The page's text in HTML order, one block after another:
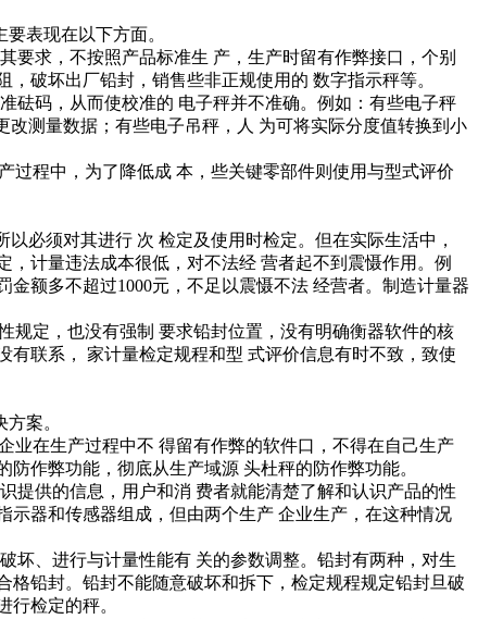
表现在以下方面。
求，不按照产品标准生 产，生产时留有作弊接口，个别
破坏出厂铅封，销售些非正规使用的 数字指示秤等。
码，从而使校准的 电子秤并不准确。例如：有些电子秤
测量数据；有些电子吊秤，人 为可将实际分度值转换到小
程中，为了降低成 本，些关键零部件则使用与型式评价
必须对其进行 次 检定及使用时检定。但在实际生活中，
计量违法成本很低，对不法经 营者起不到震慑作用。例
额多不超过1000元，不足以震慑不法 经营者。制造计量器
定，也没有强制 要求铅封位置，没有明确衡器软件的核
联系， 家计量检定规程和型 式评价信息有时不致，致使
案。
在生产过程中不 得留有作弊的软件口，不得在自己生产
作弊功能，彻底从生产域源 头杜秤的防作弊功能。
供的信息，用户和消 费者就能清楚了解和认识产品的性
器和传感器组成，但由两个生产 企业生产，在这种情况
、进行与计量性能有 关的参数调整。铅封有两种，对生
铅封。铅封不能随意破坏和拆下，检定规程规定铅封旦破
检定的秤。